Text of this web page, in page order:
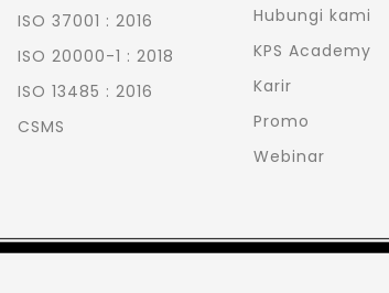
ISO 37001 : 2016
ISO 20000-1 : 2018
ISO 13485 : 2016
CSMS
Hubungi kami
KPS Academy
Karir
Promo
Webinar